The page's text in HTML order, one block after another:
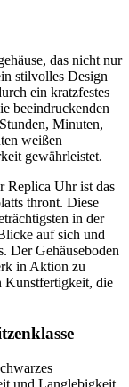
das nicht nur
stilvolles Design
ein kratzfestes
beeindruckenden
Minuten,
weißen
gewährleistet.
Replica Uhr ist das
thront. Diese
in der
auf sich und
Der Gehäuseboden
in Aktion zu
Kunstfertigkeit, die
und Langlebigkeit